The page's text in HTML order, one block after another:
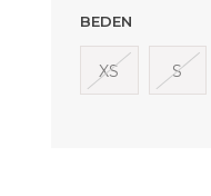
BEDEN
XS S